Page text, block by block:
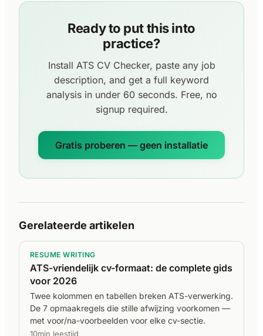
Ready to put this into
practice?
Install ATS CV Checker, paste any job
description, and get a full keyword
analysis in under 60 seconds. Free, no
signup required.
Gratis proberen — geen installatie
Gerelateerde artikelen
RESUME WRITING
ATS-vriendelijk cv-formaat: de complete gids
voor 2026
Twee kolommen en tabellen breken ATS-verwerking.
De 7 opmaakregels die stille afwijzing voorkomen —
met voor/na-voorbeelden voor elke cv-sectie.
10min leestijd